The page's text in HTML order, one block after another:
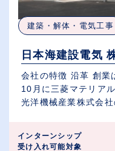
建築・解体・電気工事
日本海建設電気
会社の特徴 沿革 創業
10月に三菱マテリア
光洋機械産業株式会
インターンシップ
受け入れ可能対象